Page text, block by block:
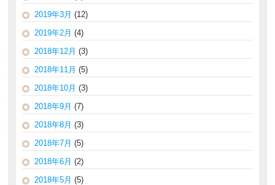
2019年3月 (12)
2019年2月 (4)
2018年12月 (3)
2018年11月 (5)
2018年10月 (3)
2018年9月 (7)
2018年8月 (3)
2018年7月 (5)
2018年6月 (2)
2018年5月 (5)